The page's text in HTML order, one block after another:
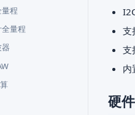
程
量程
支
支
内
硬